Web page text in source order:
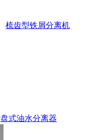
梳齿型铁屑分离机
盘式油水分离器